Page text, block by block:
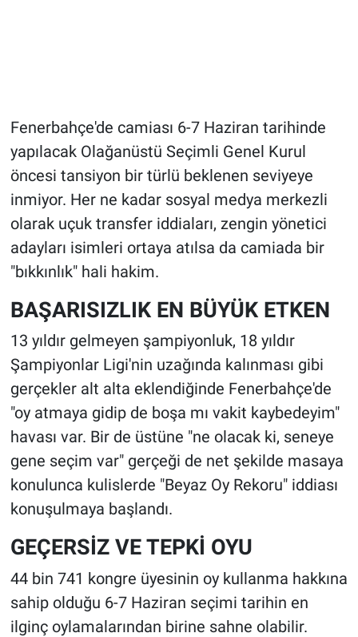
Fenerbahçe'de camiası 6-7 Haziran tarihinde
yapılacak Olağanüstü Seçimli Genel Kurul
öncesi tansiyon bir türlü beklenen seviyeye
inmiyor. Her ne kadar sosyal medya merkezli
olarak uçuk transfer iddiaları, zengin yönetici
adayları isimleri ortaya atılsa da camiada bir
"bıkkınlık" hali hakim.
BAŞARISIZLIK EN BÜYÜK ETKEN
13 yıldır gelmeyen şampiyonluk, 18 yıldır
Şampiyonlar Ligi'nin uzağında kalınması gibi
gerçekler alt alta eklendiğinde Fenerbahçe'de
"oy atmaya gidip de boşa mı vakit kaybedeyim"
havası var. Bir de üstüne "ne olacak ki, seneye
gene seçim var" gerçeği de net şekilde masaya
konulunca kulislerde "Beyaz Oy Rekoru" iddiası
konuşulmaya başlandı.
GEÇERSİZ VE TEPKİ OYU
44 bin 741 kongre üyesinin oy kullanma hakkına
sahip olduğu 6-7 Haziran seçimi tarihin en
ilginç oylamalarından birine sahne olabilir.